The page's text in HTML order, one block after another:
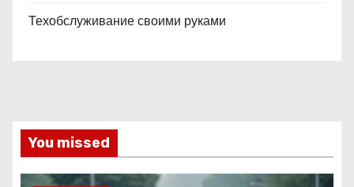
Техобслуживание своими руками
You missed